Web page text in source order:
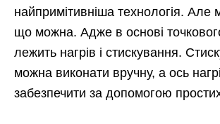
найпримітивніша технологія.
що можна. Адже в основі
лежить нагрів і стискування.
можна виконати вручну, а ось
забезпечити за допомогою